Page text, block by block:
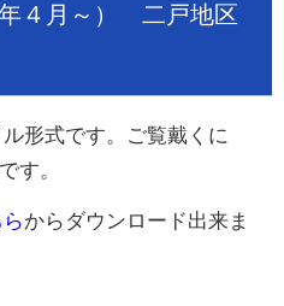
４月～） 二戸地区
形式です。ご覧戴くに
す。
からダウンロード出来ま